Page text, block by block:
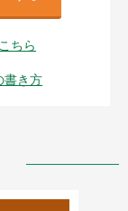
ちら
書き方